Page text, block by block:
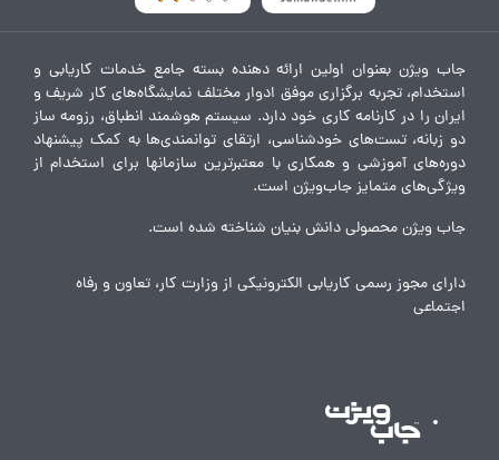
جاب ویژن بعنوان اولین ارائه دهنده بسته جامع خدمات کاریابی و
استخدام، تجربه برگزاری موفق ادوار مختلف نمایشگاه‌های کار شریف و
ایران را در کارنامه کاری خود دارد. سیستم هوشمند انطباق، رزومه ساز
دو زبانه، تست‌های خودشناسی، ارتقای توانمندی‌ها به کمک پیشنهاد
دوره‌های آموزشی و همکاری با معتبرترین سازمانها برای استخدام از
ویژگی‌های متمایز جاب‌ویژن است.
جاب ویژن محصولی دانش بنیان شناخته شده است.
دارای مجوز رسمی کاریابی الکترونیکی از وزارت کار، تعاون و رفاه
اجتماعی